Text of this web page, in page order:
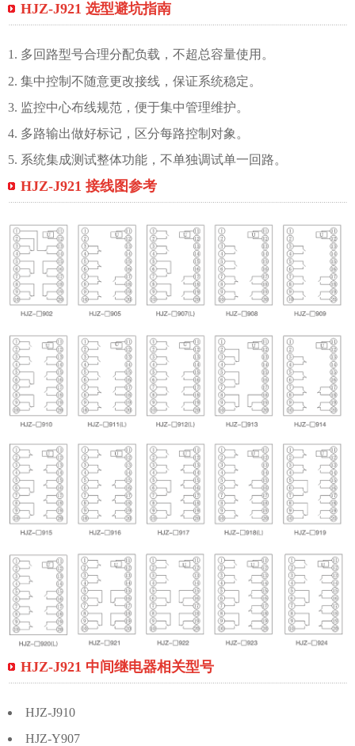
HJZ-J921 选型避坑指南
1. 多回路型号合理分配负载，不超总容量使用。
2. 集中控制不随意更改接线，保证系统稳定。
3. 监控中心布线规范，便于集中管理维护。
4. 多路输出做好标记，区分每路控制对象。
5. 系统集成测试整体功能，不单独调试单一回路。
HJZ-J921 接线图参考
HJZ-J921 中间继电器相关型号
HJZ-J910
HJZ-Y907